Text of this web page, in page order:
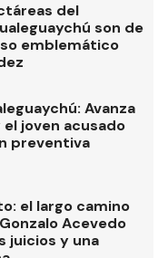
del
son de
emblemático
Avanza
joven acusado
preventiva
el largo camino
Acevedo
juicios y una